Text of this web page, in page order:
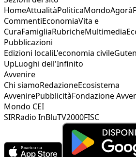
HomeAttualitàPoliticaMondoAgorà
CommentiEconomiaVita e
CuraFamigliaRubricheMultimedia
Pubblicazioni
Edizioni localiL'economia civile
UpLuoghi dell'Infinito
Avvenire
Chi siamoRedazioneEcosistema
AvvenirePubblicitàFondazione
Mondo CEI
SIRRadio InBluTV2000FISC